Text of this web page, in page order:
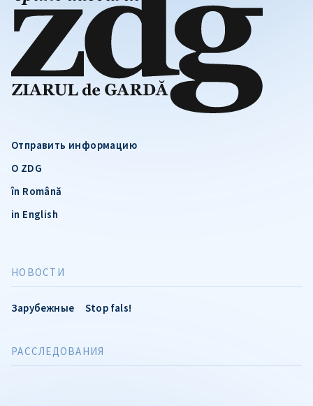
Отправить информацию
О ZDG
în Română
in English
НОВОСТИ
Зарубежные Stop fals!
РАССЛЕДОВАНИЯ